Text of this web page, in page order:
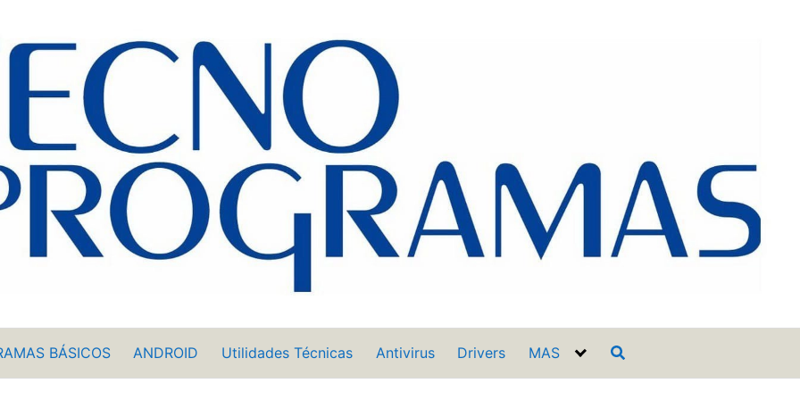
BÁSICOS ANDROID Utilidades Técnicas Antivirus Drivers MAS